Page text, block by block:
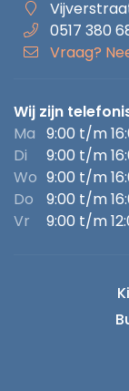
0517 380
Vraag?
Wij zijn
Ma 9:00 t/m
Di
9:00 t/m
Wo 9:00 t/m
Do
9:00 t/m
Vr
9:00 t/m